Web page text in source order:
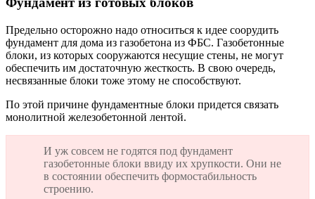
Предельно осторожно надо относиться к идее соорудить
фундамент для дома из газобетона из ФБС. Газобетонные
блоки, из которых сооружаются несущие стены, не могут
обеспечить им достаточную жесткость. В свою очередь,
несвязанные блоки тоже этому не способствуют.
По этой причине фундаментные блоки придется связать
монолитной железобетонной лентой.
И уж совсем не годятся под фундамент
газобетонные блоки ввиду их хрупкости. Они не
в состоянии обеспечить формостабильность
строению.